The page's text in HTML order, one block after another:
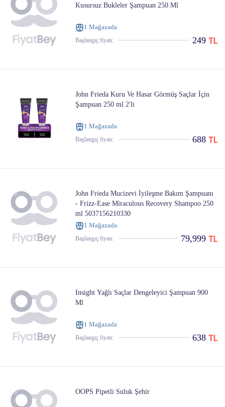
Kusursuz Bukleler Şampuan 250 Ml
1 Mağazada
Başlangıç ​​fiyatı: 249
John Frieda Kuru Ve Hasar Görmüş Saçlar İçin
Şampuan 250 ml 2'li
1 Mağazada
Başlangıç ​​fiyatı: 688
John Frieda Mucizevi İyileşme Bakım Şampuanı
- Frizz-Ease Miraculous Recovery Shampoo 250
ml 5037156210330
1 Mağazada
Başlangıç ​​fiyatı: 79,999
Insight Yağlı Saçlar Dengeleyici Şampuan 900
Ml
1 Mağazada
Başlangıç ​​fiyatı: 638
OOPS Pipetli Suluk Şehir